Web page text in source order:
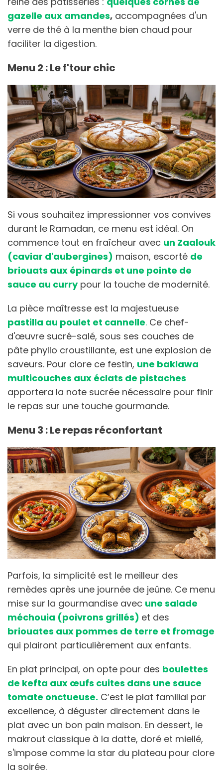
gazelle aux amandes, accompagnées d'un
verre de thé à la menthe bien chaud pour
faciliter la digestion.
Menu 2 : Le f'tour chic
Si vous souhaitez impressionner vos convives
durant le Ramadan, ce menu est idéal. On
commence tout en fraîcheur avec un Zaalouk
(caviar d'aubergines) maison, escorté de
briouats aux épinards et une pointe de
sauce au currypour la touche de modernité.
La pièce maîtresse est la majestueuse
pastilla au poulet et cannelle. Ce chef-
d'œuvre sucré-salé, sous ses couches de
pâte phyllo croustillante, est une explosion de
saveurs. Pour clore ce festin, une baklawa
multicouches aux éclats de pistaches
apportera la note sucrée nécessaire pour finir
le repas sur une touche gourmande.
Menu 3 : Le repas réconfortant
Parfois, la simplicité est le meilleur des
remèdes après une journée de jeûne. Ce menu
mise sur la gourmandise avec une salade
méchouia (poivrons grillés) et des
briouates aux pommes de terre et fromage
qui plairont particulièrement aux enfants.
En plat principal, on opte pour des boulettes
de kefta aux œufs cuites dans une sauce
tomate onctueuse. C’est le plat familial par
excellence, à déguster directement dans le
plat avec un bon pain maison. En dessert, le
makrout classique à la datte, doré et miellé,
s'impose comme la star du plateau pour clore
la soirée.